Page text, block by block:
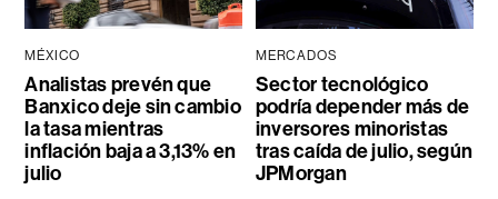
MÉXICO
Analistas prevén que
Banxico deje sin cambio
la tasa mientras
inflación baja a 3,13% en
julio
MERCADOS
Sector tecnológico
podría depender más de
inversores minoristas
tras caída de julio, según
JPMorgan